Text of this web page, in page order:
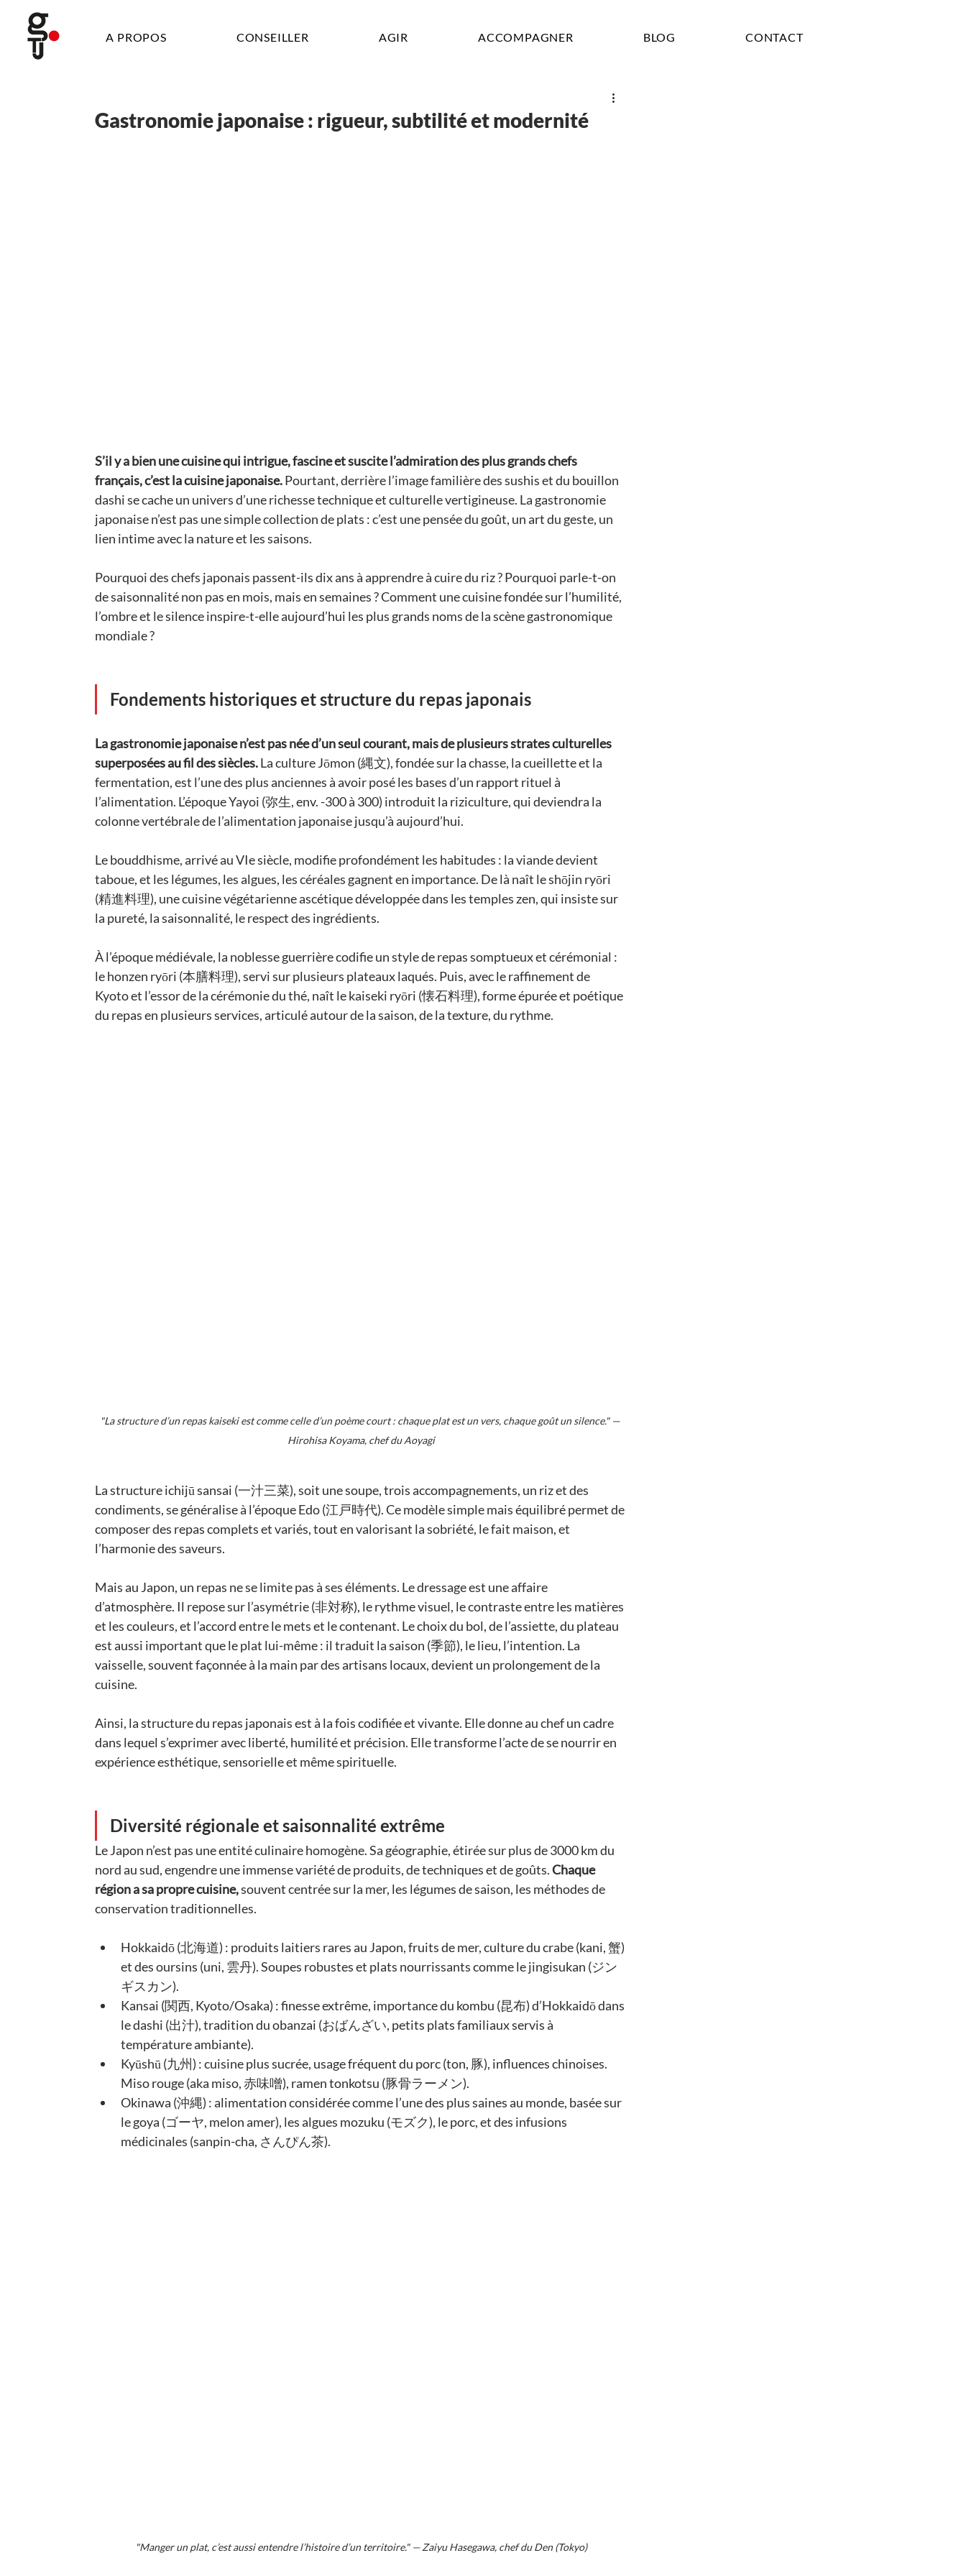
A PROPOS CONSEILLER AGIR ACCOMPAGNER BLOG CONTACT
Gastronomie japonaise : rigueur, subtilité et modernité
S’il y a bien une cuisine qui intrigue, fascine et suscite l’admiration des plus grands chefs
français, c’est la cuisine japonaise. Pourtant, derrière l’image familière des sushis et du bouillon
dashi se cache un univers d’une richesse technique et culturelle vertigineuse. La gastronomie
japonaise n’est pas une simple collection de plats : c’est une pensée du goût, un art du geste, un
lien intime avec la nature et les saisons.
Pourquoi des chefs japonais passent-ils dix ans à apprendre à cuire du riz ? Pourquoi parle-t-on
de saisonnalité non pas en mois, mais en semaines ? Comment une cuisine fondée sur l’humilité,
l’ombre et le silence inspire-t-elle aujourd’hui les plus grands noms de la scène gastronomique
mondiale ?
Fondements historiques et structure du repas japonais
La gastronomie japonaise n’est pas née d’un seul courant, mais de plusieurs strates culturelles
superposées au fil des siècles. La culture Jōmon (縄文), fondée sur la chasse, la cueillette et la
fermentation, est l’une des plus anciennes à avoir posé les bases d’un rapport rituel à
l’alimentation. L’époque Yayoi (弥生, env. -300 à 300) introduit la riziculture, qui deviendra la
colonne vertébrale de l’alimentation japonaise jusqu’à aujourd’hui.
Le bouddhisme, arrivé au VIe siècle, modifie profondément les habitudes : la viande devient
taboue, et les légumes, les algues, les céréales gagnent en importance. De là naît le shōjin ryōri
(精進料理), une cuisine végétarienne ascétique développée dans les temples zen, qui insiste sur
la pureté, la saisonnalité, le respect des ingrédients.
À l’époque médiévale, la noblesse guerrière codifie un style de repas somptueux et cérémonial :
le honzen ryōri (本膳料理), servi sur plusieurs plateaux laqués. Puis, avec le raffinement de
Kyoto et l’essor de la cérémonie du thé, naît le kaiseki ryōri (懐石料理), forme épurée et poétique
du repas en plusieurs services, articulé autour de la saison, de la texture, du rythme.
"La structure d’un repas kaiseki est comme celle d’un poème court : chaque plat est un vers, chaque goût un silence." —
Hirohisa Koyama, chef du Aoyagi
La structure ichijū sansai (一汁三菜), soit une soupe, trois accompagnements, un riz et des
condiments, se généralise à l’époque Edo (江戸時代). Ce modèle simple mais équilibré permet de
composer des repas complets et variés, tout en valorisant la sobriété, le fait maison, et
l’harmonie des saveurs.
Mais au Japon, un repas ne se limite pas à ses éléments. Le dressage est une affaire
d’atmosphère. Il repose sur l’asymétrie (非対称), le rythme visuel, le contraste entre les matières
et les couleurs, et l’accord entre le mets et le contenant. Le choix du bol, de l’assiette, du plateau
est aussi important que le plat lui-même : il traduit la saison (季節), le lieu, l’intention. La
vaisselle, souvent façonnée à la main par des artisans locaux, devient un prolongement de la
cuisine.
Ainsi, la structure du repas japonais est à la fois codifiée et vivante. Elle donne au chef un cadre
dans lequel s’exprimer avec liberté, humilité et précision. Elle transforme l’acte de se nourrir en
expérience esthétique, sensorielle et même spirituelle.
Diversité régionale et saisonnalité extrême
Le Japon n’est pas une entité culinaire homogène. Sa géographie, étirée sur plus de 3000 km du
nord au sud, engendre une immense variété de produits, de techniques et de goûts. Chaque
région a sa propre cuisine, souvent centrée sur la mer, les légumes de saison, les méthodes de
conservation traditionnelles.
Hokkaidō (北海道) : produits laitiers rares au Japon, fruits de mer, culture du crabe (kani, 蟹)
et des oursins (uni, 雲丹). Soupes robustes et plats nourrissants comme le jingisukan (ジン
ギスカン).
Kansai (関西, Kyoto/Osaka) : finesse extrême, importance du kombu (昆布) d’Hokkaidō dans
le dashi (出汁), tradition du obanzai (おばんざい, petits plats familiaux servis à
température ambiante).
Kyūshū (九州) : cuisine plus sucrée, usage fréquent du porc (ton, 豚), influences chinoises.
Miso rouge (aka miso, 赤味噌), ramen tonkotsu (豚骨ラーメン).
Okinawa (沖縄) : alimentation considérée comme l’une des plus saines au monde, basée sur
le goya (ゴーヤ, melon amer), les algues mozuku (モズク), le porc, et des infusions
médicinales (sanpin-cha, さんぴん茶).
"Manger un plat, c’est aussi entendre l’histoire d’un territoire." — Zaiyu Hasegawa, chef du Den (Tokyo)